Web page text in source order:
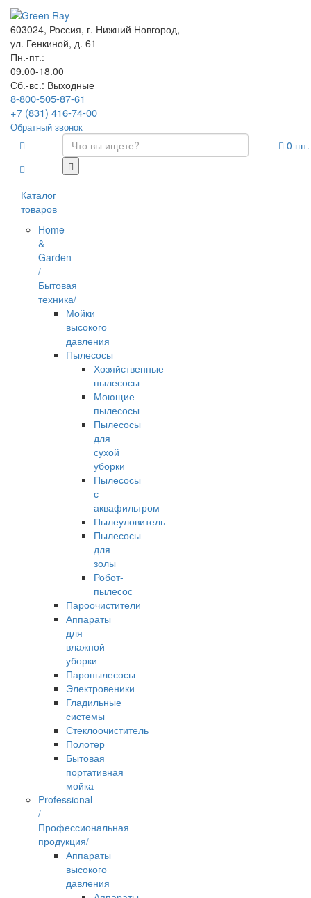
603024, Россия, г. Нижний Новгород,
ул. Генкиной, д. 61
Пн.-пт.:
09.00-18.00
Сб.-вс.: Выходные
8-800-505-87-61
+7 (831) 416-74-00
Обратный звонок
Каталог
товаров
Home
&
Garden
/
Бытовая
техника/
Мойки
высокого
давления
Пылесосы
Хозяйственные
пылесосы
Моющие
пылесосы
Пылесосы
для
сухой
уборки
Пылесосы
с
аквафильтром
Пылеуловитель
Пылесосы
для
золы
Робот-
пылесос
Пароочистители
Аппараты
для
влажной
уборки
Паропылесосы
Электровеники
Гладильные
системы
Стеклоочиститель
Полотер
Бытовая
портативная
мойка
Professional
/
Профессиональная
продукция/
Аппараты
высокого
давления
0